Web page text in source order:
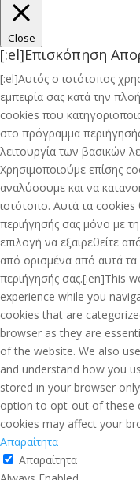
Close
[:el]Επισκόπηση
[:el]Αυτός ο ιστότοπος
εμπειρία σας κατά την
cookies που
στο πρόγραμμα
λειτουργία των βασικών
Χρησιμοποιούμε επίσης
αναλύσουμε και να
ιστότοπο. Αυτά τα
περιήγησής σας μόνο με
επιλογή να εξαιρεθείτε
από ορισμένα από αυτά τα
περιήγησής σας.[:en]This
experience while you
cookies that are
browser as they are
of the website. We also
and understand how you
stored in your browser
option to opt-out of these
cookies may affect your
Απαραίτητα
Απαραίτητα